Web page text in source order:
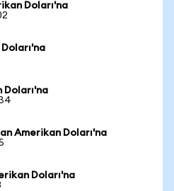
Doları'na
Doları'na
Amerikan Doları'na
Doları'na